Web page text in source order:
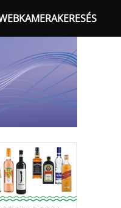
KERESÉS